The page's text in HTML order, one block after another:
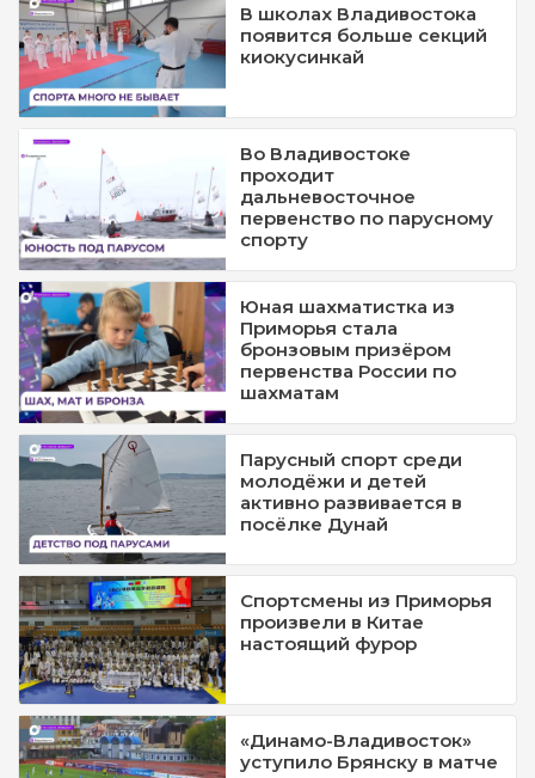
В школах Владивостока
появится больше секций
киокусинкай
Во Владивостоке
проходит
дальневосточное
первенство по парусному
спорту
Юная шахматистка из
Приморья стала
бронзовым призёром
первенства России по
шахматам
Парусный спорт среди
молодёжи и детей
активно развивается в
посёлке Дунай
Спортсмены из Приморья
произвели в Китае
настоящий фурор
«Динамо-Владивосток»
уступило Брянску в матче